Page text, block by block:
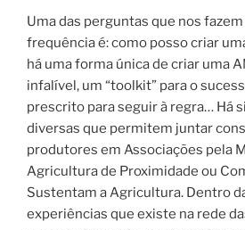
Uma das perguntas que nos
frequência é: como posso criar
há uma forma única de criar uma
infalível, um “toolkit” para o
prescrito para seguir à regra… Há
diversas que permitem juntar
produtores em Associações pela
Agricultura de Proximidade ou
Sustentam a Agricultura. Dentro
experiências que existe na rede